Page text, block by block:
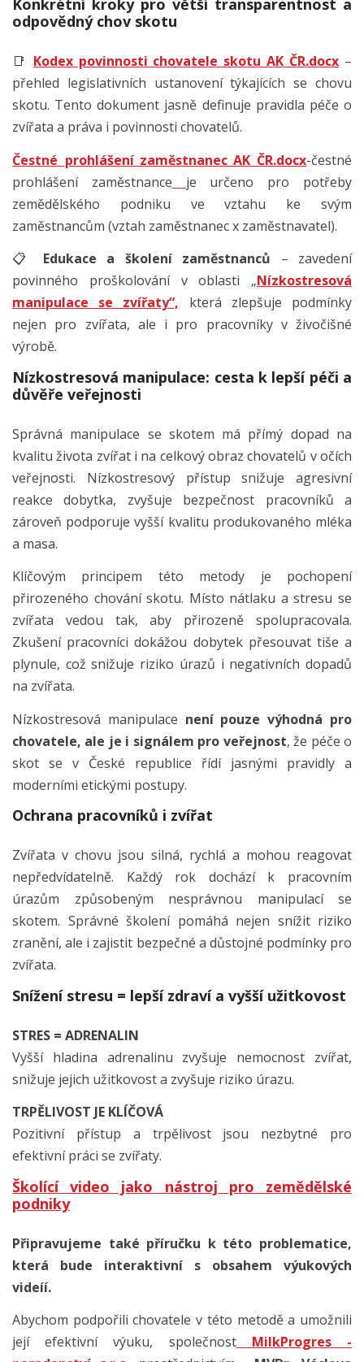
Konkrétní kroky pro větší transparentnost a
odpovědný chov skotu
📑 Kodex povinnosti chovatele skotu_AK ČR.docx –
přehled legislativních ustanovení týkajících se chovu
skotu. Tento dokument jasně definuje pravidla péče o
zvířata a práva i povinnosti chovatelů.
Čestné prohlášení_zaměstnanec_AK ČR.docx-čestné
prohlášení zaměstnance
je určeno pro potřeby
zemědělského podniku ve vztahu ke svým
zaměstnancům (vztah zaměstnanec x zaměstnavatel).
📋 Edukace a školení zaměstnanců – zavedení
povinného proškolování v oblasti „Nízkostresová
manipulace se zvířaty“, která zlepšuje podmínky
nejen pro zvířata, ale i pro pracovníky v živočišné
výrobě.
Nízkostresová manipulace: cesta k lepší péči a
důvěře veřejnosti
Správná manipulace se skotem má přímý dopad na
kvalitu života zvířat i na celkový obraz chovatelů v očích
veřejnosti. Nízkostresový přístup snižuje agresivní
reakce dobytka, zvyšuje bezpečnost pracovníků a
zároveň podporuje vyšší kvalitu produkovaného mléka
a masa.
Klíčovým principem této metody je pochopení
přirozeného chování skotu. Místo nátlaku a stresu se
zvířata vedou tak, aby přirozeně spolupracovala.
Zkušení pracovníci dokážou dobytek přesouvat tiše a
plynule, což snižuje riziko úrazů i negativních dopadů
na zvířata.
Nízkostresová manipulace není pouze výhodná pro
chovatele, ale je i signálem pro veřejnost, že péče o
skot se v České republice řídí jasnými pravidly a
moderními etickými postupy.
Ochrana pracovníků i zvířat
Zvířata v chovu jsou silná, rychlá a mohou reagovat
nepředvídatelně. Každý rok dochází k pracovním
úrazům způsobeným nesprávnou manipulací se
skotem. Správné školení pomáhá nejen snížit riziko
zranění, ale i zajistit bezpečné a důstojné podmínky pro
zvířata.
Snížení stresu = lepší zdraví a vyšší užitkovost
STRES = ADRENALIN
Vyšší hladina adrenalinu zvyšuje nemocnost zvířat,
snižuje jejich užitkovost a zvyšuje riziko úrazu.
TRPĚLIVOST JE KLÍČOVÁ
Pozitivní přístup a trpělivost jsou nezbytné pro
efektivní práci se zvířaty.
Školící video jako nástroj pro zemědělské
podniky
Připravujeme také příručku k této problematice,
která bude interaktivní s obsahem výukových
videíí.
Abychom podpořili chovatele v této metodě a umožnili
její efektivní výuku, společnost
MilkProgres -